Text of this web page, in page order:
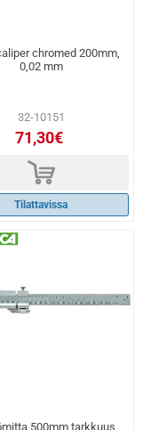
chromed 200mm,
0,02 mm
32-10151
71,30€
d
Tilattavissa
500mm tarkkuus